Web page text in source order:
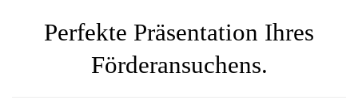
Perfekte Präsentation Ihres
Förderansuchens.